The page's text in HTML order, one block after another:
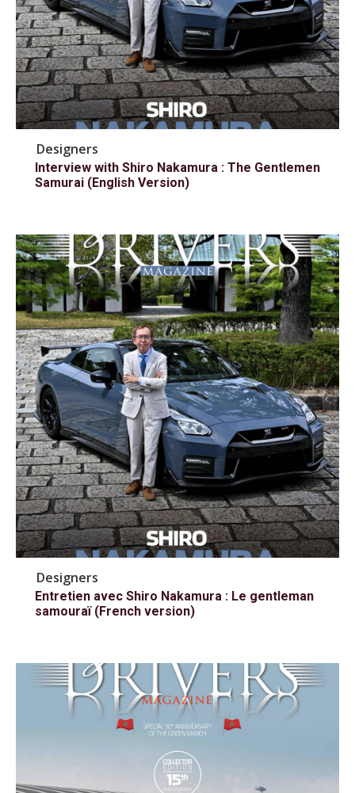
Designers
Interview with Shiro Nakamura : The Gentlemen
Samurai (English Version)
Designers
Entretien avec Shiro Nakamura : Le gentleman
samouraï (French version)